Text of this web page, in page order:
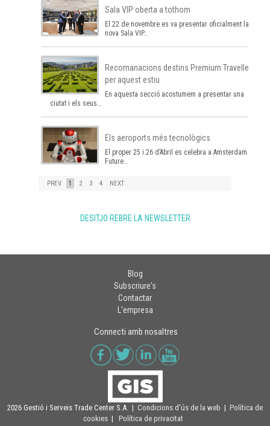
Sala VIP oberta a tothom
El 22 de novembre es va presentar oficialment la
nova Sala VIP…
Recomanacions destins Premium Traveller
per aquest estiu
En aquesta secció acostumem a presentar una
ciutat i els seus…
Els aeroports més tecnològics
El proper 25 i 26 d’Abril es celebra a Amsterdam el
Future…
PREV 1 2 3 4 NEXT
DESITJO REBRE LA NEWSLETTER
Blog
Subscriure's
Contactar
L'empresa
Connecti amb nosaltres
2026 Gestió i Serveis Trade Center S.A. | Condicions d'ús de la web | Política de
cookies | Política de privacitat